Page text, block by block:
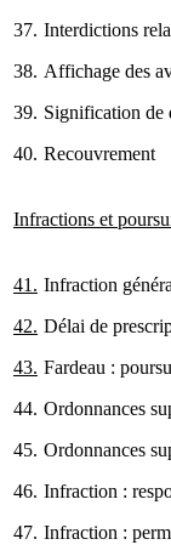
37.
38.
39.
40.
Interdictions
Affichage des
Signification de
Recouvrement
Infractions et
41.
42.
43.
44.
45.
46.
47.
Infraction
Délai de
Fardeau :
Ordonnances
Ordonnances
Infraction :
Infraction :